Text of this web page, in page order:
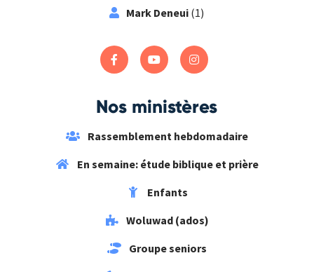
Mark Deneui (1)
Nos ministères
Rassemblement hebdomadaire
En semaine: étude biblique et prière
Enfants
Woluwad (ados)
Groupe seniors